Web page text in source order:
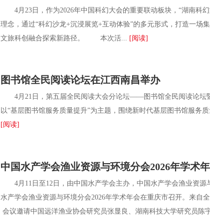
4月23日，作为2026年中国科幻大会的重要联动板块，“湖南科
理念，通过“科幻沙龙+沉浸展览+互动体验”的多元形式，打造一
文旅科创融合探索新路径。 本次活... [阅读]
图书馆全民阅读论坛在江西南昌举办
4月21日，第五届全民阅读大会分论坛——图书馆全民阅读论
以“基层图书馆服务质量提升”为主题，围绕新时代基层图书馆
[阅读]
中国水产学会渔业资源与环境分会2026年学术
4月11日至12日，由中国水产学会主办，中国水产学会渔业资源
水产学会渔业资源与环境分会2026年学术年会在重庆市召开。来
会议邀请中国远洋渔业协会研究员张显良、湖南科技大学研究员陈